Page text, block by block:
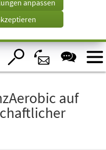
anpassen
auf